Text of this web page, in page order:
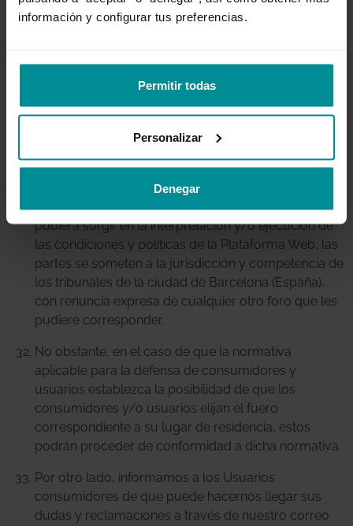
información y configurar tus preferencias.
Permitir todas
Personalizar
Denegar
para la defensa de sus derechos, títulos e intereses,
incluida la posibilidad de reclamar daños y
LEY APLICABLE Y JURISDICCIÓN
La interpretación y aplicación de las condiciones y
políticas de la Plataforma Web, se regirá por la
Para la resolución de cualquier discrepancia que
pudiera surgir en la interpretación y/o ejecución de
las condiciones y políticas de la Plataforma Web, las
partes se someten a la jurisdicción y competencia de
los tribunales de la ciudad de Barcelona (España),
con renuncia expresa de cualquier otro foro que les
pudiere corresponder.
No obstante, en el caso de que la normativa
aplicable para la defensa de consumidores y
usuarios establezca la posibilidad de que los
consumidores y/o usuarios elijan el fuero
correspondiente a su lugar de residencia, estos
podrán proceder de conformidad a dicha normativa.
Por otro lado, informamos a los Usuarios
consumidores de que puede hacernos llegar sus
dudas y reclamaciones a través de nuestro correo